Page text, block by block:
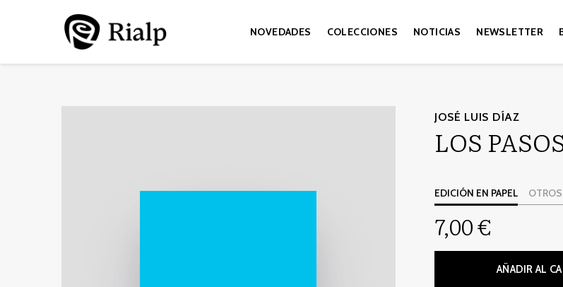
NOVEDADES COLECCIONES NOTICIAS NEWSLETTER
JOSÉ LUIS DÍAZ
LOS
EDICIÓN EN PAPEL
7,00 €
AÑADIR AL